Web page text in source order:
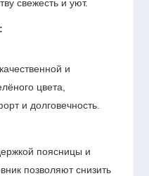
свежесть и уют.
и
цвета,
и долговечность.
поясницы и
позволяют снизить